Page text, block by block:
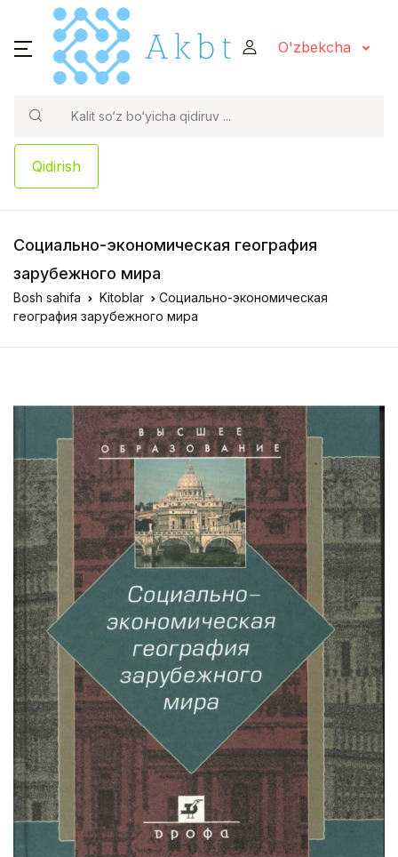
O'zbekcha
Qidirish
Социально-экономическая география
зарубежного мира
Bosh sahifa Kitoblar
Социально-экономическая
география зарубежного мира